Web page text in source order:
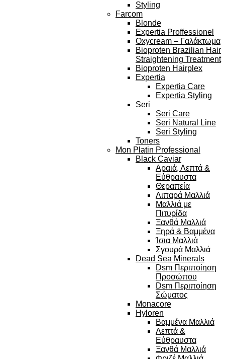
Styling
Farcom
Blonde
Expertia Proffessionel
Oxycream – Γαλάκτωμα
Bioproten Brazilian Hair
Straightening Treatment
Bioproten Hairplex
Expertia
Expertia Care
Expertia Styling
Seri
Seri Care
Seri Natural Line
Seri Styling
Toners
Mon Platin Professional
Black Caviar
Αραιά, Λεπτά &
Εύθραυστα
Θεραπεία
Λιπαρά Μαλλιά
Μαλλιά με
Πιτυρίδα
Ξανθά Μαλλιά
Ξηρά & Βαμμένα
Ίσια Μαλλιά
Σγουρά Μαλλιά
Dead Sea Minerals
Dsm Περιποίηση
Προσώπου
Dsm Περιποίηση
Σώματος
Monacore
Hyloren
Βαμμένα Μαλλιά
Λεπτά &
Εύθραυστα
Ξανθά Μαλλιά